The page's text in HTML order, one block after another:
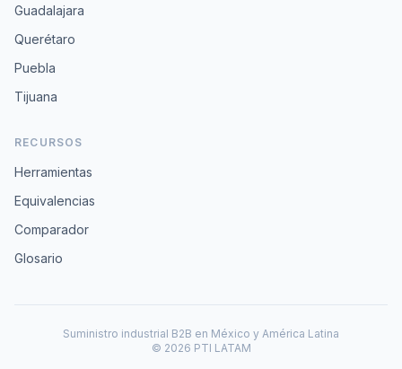
Guadalajara
Querétaro
Puebla
Tijuana
RECURSOS
Herramientas
Equivalencias
Comparador
Glosario
Suministro industrial B2B en México y América Latina
© 2026 PTI LATAM